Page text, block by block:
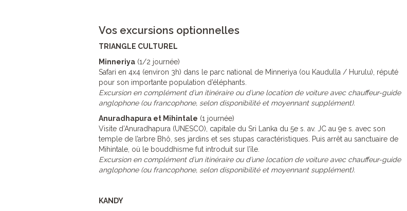
Vos excursions optionnelles
TRIANGLE CULTUREL
Minneriya (1/2 journée)
Safari en 4x4 (environ 3h) dans le parc national de Minneriya (ou Kaudulla / Hurulu), réputé
pour son importante population d’éléphants.
Excursion en complément d’un itinéraire ou d’une location de voiture avec chauffeur-guide
anglophone (ou francophone, selon disponibilité et moyennant supplément).
Anuradhapura et Mihintale (1 journée)
Visite d’Anuradhapura (UNESCO), capitale du Sri Lanka du 5e s. av. JC au 9e s. avec son
temple de l’arbre Bhô, ses jardins et ses stupas caractéristiques. Puis arrêt au sanctuaire de
Mihintale, où le bouddhisme fut introduit sur l’île.
Excursion en complément d’un itinéraire ou d’une location de voiture avec chauffeur-guide
anglophone (ou francophone, selon disponibilité et moyennant supplément).
KANDY